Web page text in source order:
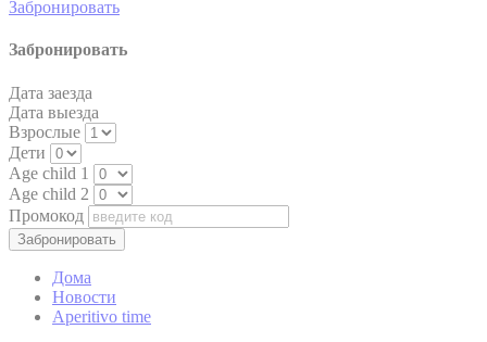
_ga
_gid
Google
Analytics
to enhance the
website
Забронировать
Забронировать
Дата заезда
Дата выезда
Взрослые
Дети
Age child 1
Age child 2
Промокод
Дома
Новости
Aperitivo time